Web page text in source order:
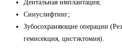
Дентальная имплантация;
Синуслифтинг;
Зубосохраняющие операции
гемисекция, цистэктомия).